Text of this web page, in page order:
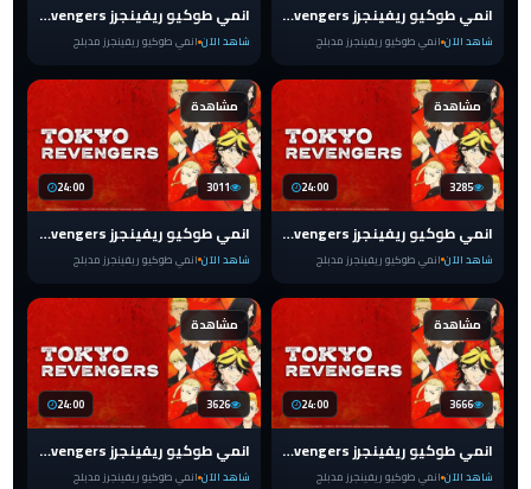
انمي طوكيو ريفينجرز Tokyo Revengers الحلقة 22 مدبلج
شاهد الآن انمي طوكيو ريفينجرز مدبلج
انمي طوكيو ريفينجرز Tokyo Revengers الحلقة 21 مدبلج
شاهد الآن انمي طوكيو ريفينجرز مدبلج
مشاهدة
24:00 3285
انمي طوكيو ريفينجرز Tokyo Revengers الحلقة 20 مدبلج
شاهد الآن انمي طوكيو ريفينجرز مدبلج
مشاهدة
24:00 3011
انمي طوكيو ريفينجرز Tokyo Revengers الحلقة 19 مدبلج
شاهد الآن انمي طوكيو ريفينجرز مدبلج
مشاهدة
24:00 3666
انمي طوكيو ريفينجرز Tokyo Revengers الحلقة 18 مدبلج
شاهد الآن انمي طوكيو ريفينجرز مدبلج
مشاهدة
24:00 3626
انمي طوكيو ريفينجرز Tokyo Revengers الحلقة 17 مدبلج
شاهد الآن انمي طوكيو ريفينجرز مدبلج